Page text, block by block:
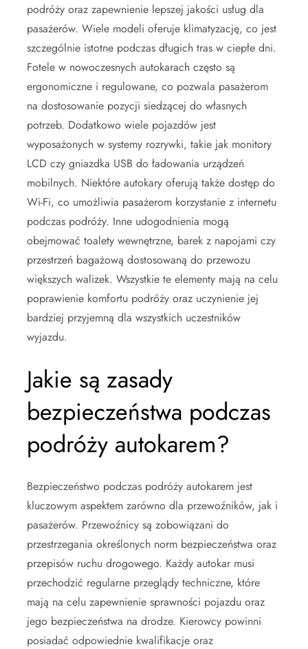
podróży oraz zapewnienie lepszej jakości usług dla
pasażerów. Wiele modeli oferuje klimatyzację, co jest
szczególnie istotne podczas długich tras w ciepłe dni.
Fotele w nowoczesnych autokarach często są
ergonomiczne i regulowane, co pozwala pasażerom
na dostosowanie pozycji siedzącej do własnych
potrzeb. Dodatkowo wiele pojazdów jest
wyposażonych w systemy rozrywki, takie jak monitory
LCD czy gniazdka USB do ładowania urządzeń
mobilnych. Niektóre autokary oferują także dostęp do
Wi-Fi, co umożliwia pasażerom korzystanie z internetu
podczas podróży. Inne udogodnienia mogą
obejmować toalety wewnętrzne, barek z napojami czy
przestrzeń bagażową dostosowaną do przewozu
większych walizek. Wszystkie te elementy mają na celu
poprawienie komfortu podróży oraz uczynienie jej
bardziej przyjemną dla wszystkich uczestników
wyjazdu.
Jakie są zasady
bezpieczeństwa podczas
podróży autokarem?
Bezpieczeństwo podczas podróży autokarem jest
kluczowym aspektem zarówno dla przewoźników, jak i
pasażerów. Przewoźnicy są zobowiązani do
przestrzegania określonych norm bezpieczeństwa oraz
przepisów ruchu drogowego. Każdy autokar musi
przechodzić regularne przeglądy techniczne, które
mają na celu zapewnienie sprawności pojazdu oraz
jego bezpieczeństwa na drodze. Kierowcy powinni
posiadać odpowiednie kwalifikacje oraz